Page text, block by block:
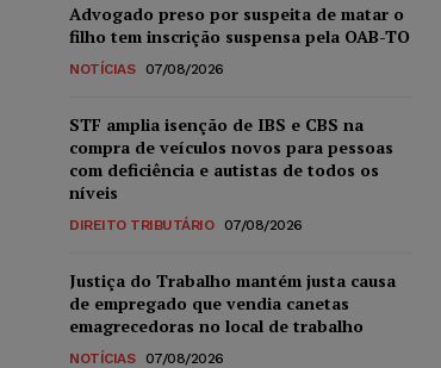
Advogado preso por suspeita de matar o
filho tem inscrição suspensa pela OAB-TO
NOTÍCIAS 07/08/2026
STF amplia isenção de IBS e CBS na
compra de veículos novos para pessoas
com deficiência e autistas de todos os
níveis
DIREITO TRIBUTÁRIO 07/08/2026
Justiça do Trabalho mantém justa causa
de empregado que vendia canetas
emagrecedoras no local de trabalho
NOTÍCIAS 07/08/2026